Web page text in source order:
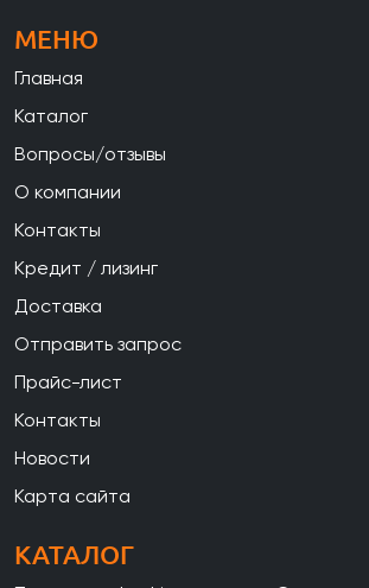
МЕНЮ
Главная
Каталог
Вопросы/отзывы
О компании
Контакты
Кредит / лизинг
Доставка
Отправить запрос
Прайс-лист
Контакты
Новости
Карта сайта
КАТАЛОГ